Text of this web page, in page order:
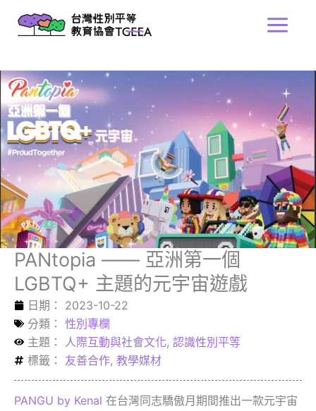
內
容
Main
PANtopia —— 亞洲第一個
LGBTQ+ 主題的元宇宙遊戲
日期：
2023-10-22
分類： 性別專欄
主題：
人際互動與社會文化, 認識性別平等
標籤：
友善合作, 教學媒材
PANGU by Kenal 在台灣同志驕傲月期間推出一款元宇宙